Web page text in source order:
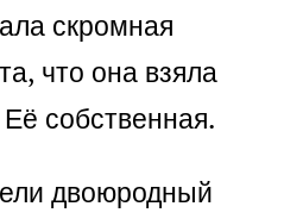
скромная
что она взяла
собственная.
двоюродный